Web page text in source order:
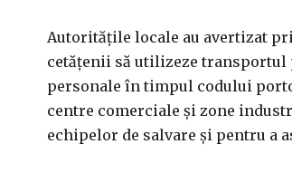
Autoritățile locale au avertizat
cetățenii să utilizeze transportul
personale în timpul codului
centre comerciale și zone
echipelor de salvare și pentru